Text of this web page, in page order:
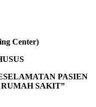
Center)
PASIEN
SAKIT”